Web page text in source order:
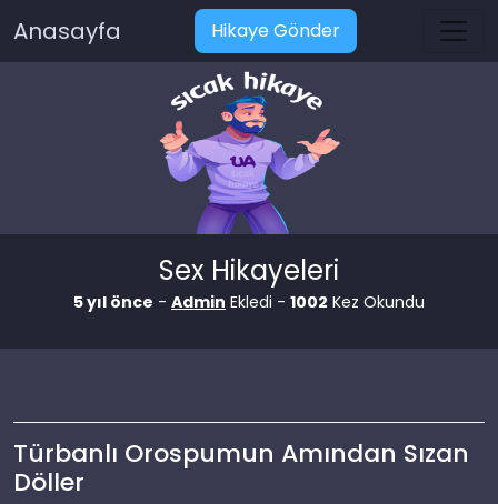
Anasayfa Hikaye Gönder
Sex Hikayeleri
5 yıl önce - Admin Ekledi - 1002 Kez Okundu
Türbanlı Orospumun Amından Sızan
Döller